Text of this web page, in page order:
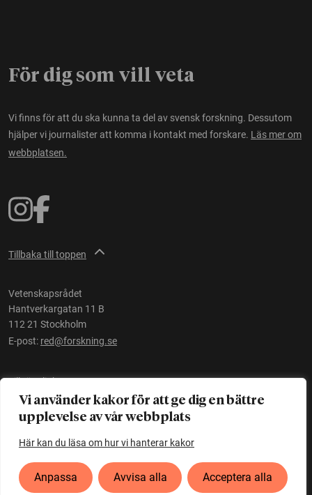
Vi använder kakor för att ge dig en bättre
upplevelse av vår webbplats
Här kan du läsa om hur vi hanterar kakor
Anpassa Avvisa alla Acceptera alla
För dig som vill veta
Vi finns för att du ska kunna ta del av svensk forskning. Dessutom
hjälper vi journalister att komma i kontakt med forskare. Läs mer om
webbplatsen.
Tillbaka till toppen
Vetenskapsrådet
Hantverkargatan 11 B
112 21 Stockholm
E-post: red@forskning.se
Tillgänglighet
Ett initiativ avVetenskapsrådet